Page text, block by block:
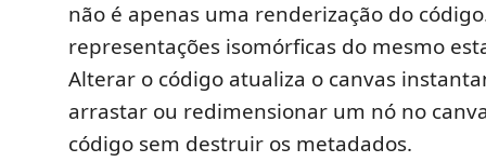
não é apenas uma renderização do
representações isomórficas do mesmo
Alterar o código atualiza o canvas
arrastar ou redimensionar um nó no
código sem destruir os metadados.